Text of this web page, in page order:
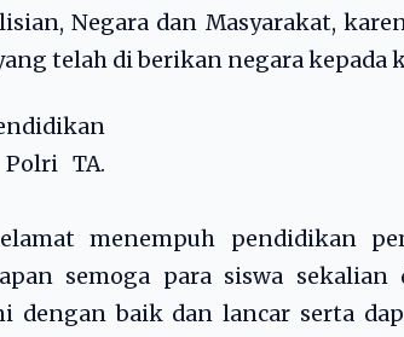
Negara dan Masyarakat,
telah di berikan negara kepada
TA.
menempuh pendidikan
semoga para siswa
dengan baik dan lancar serta